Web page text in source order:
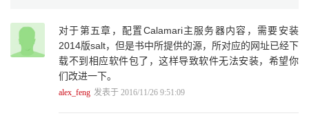
对于第五章，配置Calamari主服务器内容，需要安装
2014版salt，但是书中所提供的源，所对应的网址已经下
载不到相应软件包了，这样导致软件无法安装，希望你
们改进一下。
alex_feng 发表于 2016/11/26 9:51:09